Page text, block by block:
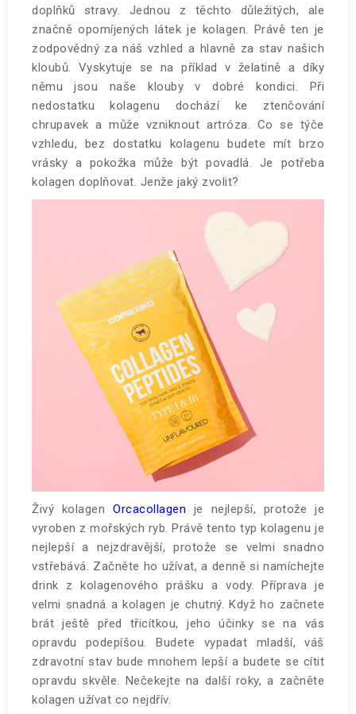
doplňků stravy. Jednou z těchto důležitých, ale
značně opomíjených látek je kolagen. Právě ten je
zodpovědný za náš vzhled a hlavně za stav našich
kloubů. Vyskytuje se na příklad v želatině a díky
němu jsou naše klouby v dobré kondici. Při
nedostatku kolagenu dochází ke ztenčování
chrupavek a může vzniknout artróza. Co se týče
vzhledu, bez dostatku kolagenu budete mít brzo
vrásky a pokožka může být povadlá. Je potřeba
kolagen doplňovat. Jenže jaký zvolit?
Živý kolagen Orcacollagen
je nejlepší, protože je
vyroben z mořských ryb. Právě tento typ kolagenu je
nejlepší a nejzdravější, protože se velmi snadno
vstřebává. Začněte ho užívat, a denně si namíchejte
drink z kolagenového prášku a vody. Příprava je
velmi snadná a kolagen je chutný. Když ho začnete
brát ještě před třicítkou, jeho účinky se na vás
opravdu podepíšou. Budete vypadat mladší, váš
zdravotní stav bude mnohem lepší a budete se cítit
opravdu skvěle. Nečekejte na další roky, a začněte
kolagen užívat co nejdřív.